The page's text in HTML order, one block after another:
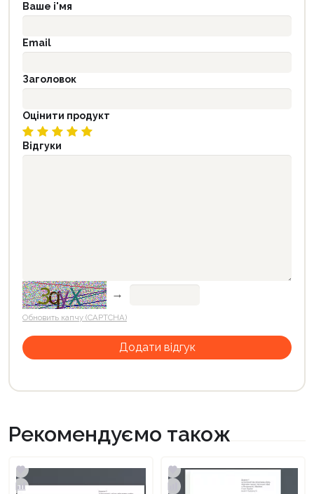
Ваше і'мя
Email
Заголовок
Оцінити продукт
Відгуки
→
Обновить капчу (CAPTCHA)
Рекомендуємо також